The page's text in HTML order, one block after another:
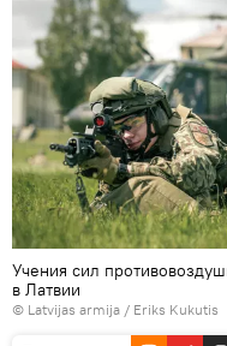
Учения сил
в Латвии
© Latvijas armija / Eriks Kukutis